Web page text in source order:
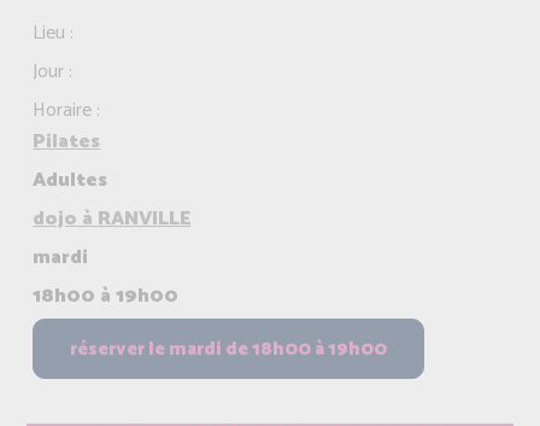
Lieu :
Jour :
Horaire :
Pilates
Adultes
dojo à RANVILLE
mardi
18h00 à 19h00